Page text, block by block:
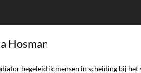
Hosman
begeleid ik mensen in scheiding bij het